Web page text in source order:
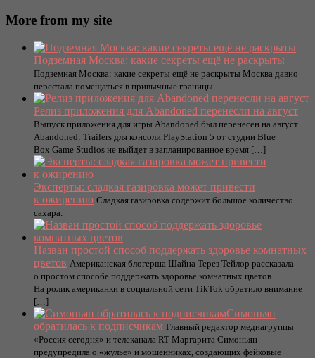
More from my site
Подземная Москва: какие секреты ещё не раскрыты
Подземная Москва: какие секреты ещё не раскрыты Москва давно
перестала помещаться в привычные границы.
Релиз приложения для Abandoned перенесли на август
Выпуск приложения для игры Abandoned был перенесен на август.
Abandoned: Trailers для консоли PlayStation 5 от студии Blue
Box Game Studios не выйдет в запланированное время […]
Эксперты: сладкая газировка может привести
к ожирению Сладкая газировка содержит большое количество
сахара.
Назван простой способ поддержать здоровье комнатных
цветов Американская блогерша Шайна Терез Тейлор рассказала
о простом способе поддержать здоровье комнатных цветов.
На ролик американки в социальной сети TikTok обратило внимание
[…]
Симоньян
обратилась к подписчикам Главный редактор медиагруппы
«Россия сегодня» и телеканала RT Маргарита Симоньян
предупредила о «жулье» и мошенниках, создающих фейковые